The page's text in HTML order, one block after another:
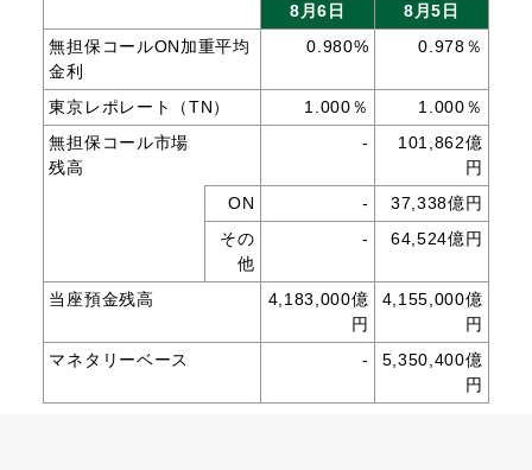
8月6日
8月5日
無担保コールON加重平均
金利
0.980% 0.978％
東京レポレート（TN） 1.000％
1.000％
無担保コール市場
残高
-
101,862億
円
ON
-
37,338億円
その
他
- 64,524億円
当座預金残高
4,183,000億
円
4,155,000億
円
マネタリーベース
-
5,350,400億
円